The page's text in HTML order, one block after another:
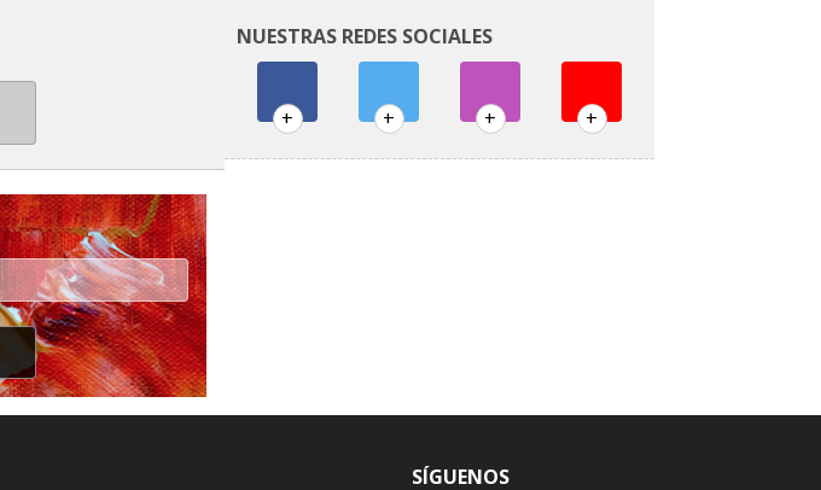
NUESTRAS REDES SOCIALES
+ + + +
SÍGUENOS